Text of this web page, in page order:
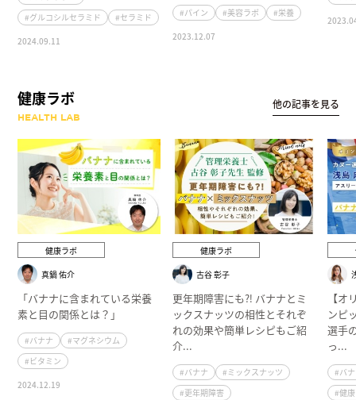
#グルコシルセラミド
#セラミド
2024.09.11
#パイン #美容ラボ
#栄養
2023.12.07
健康ラボ
HEALTH LAB
他の記事を見る
健康ラボ
真鍋 佑介
「バナナに含まれている栄養
素と目の関係とは？」
#バナナ
#マグネシウム
#ビタミン
2024.12.19
健康ラボ
古谷 彰子
更年期障害にも⁈ バナナとミ
ックスナッツの相性とそれぞ
れの効果や簡単レシピもご紹
介...
#バナナ
#ミックスナッツ
#更年期障害
【
ンピ
選手
っ...
#バ
#健